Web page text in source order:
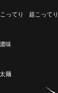
こってり 超こってり
味
麺